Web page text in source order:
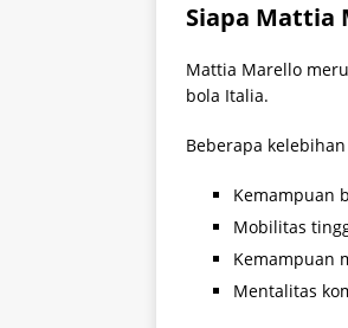
Siapa Mattia
Mattia Marello
bola Italia.
Beberapa
Kemampuan
Mobilitas
Kemampuan
Mentalitas